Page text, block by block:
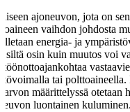
ajoneuvon, jota on
vaihdon johdosta
energia- ja
siltä osin kuin muutos voi
tai polttoaineella.
arvon määrittelyssä otetaan
luontainen kuluminen.